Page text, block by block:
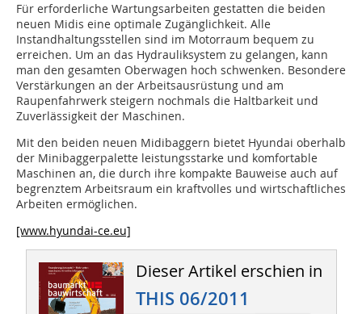
Für erforderliche Wartungsarbeiten gestatten die beiden
neuen Midis eine optimale Zugänglichkeit. Alle
Instandhaltungsstellen sind im Motorraum bequem zu
erreichen. Um an das Hydrauliksystem zu gelangen, kann
man den gesamten Oberwagen hoch schwenken. Besondere
Verstärkungen an der Arbeitsausrüstung und am
Raupenfahrwerk steigern nochmals die Haltbarkeit und
Zuverlässigkeit der Maschinen.
Mit den beiden neuen Midibaggern bietet Hyundai oberhalb
der Minibaggerpalette leistungsstarke und komfortable
Maschinen an, die durch ihre kompakte Bauweise auch auf
begrenztem Arbeitsraum ein kraftvolles und wirtschaftliches
Arbeiten ermöglichen.
[www.hyundai-ce.eu]
Dieser Artikel erschien in
THIS 06/2011